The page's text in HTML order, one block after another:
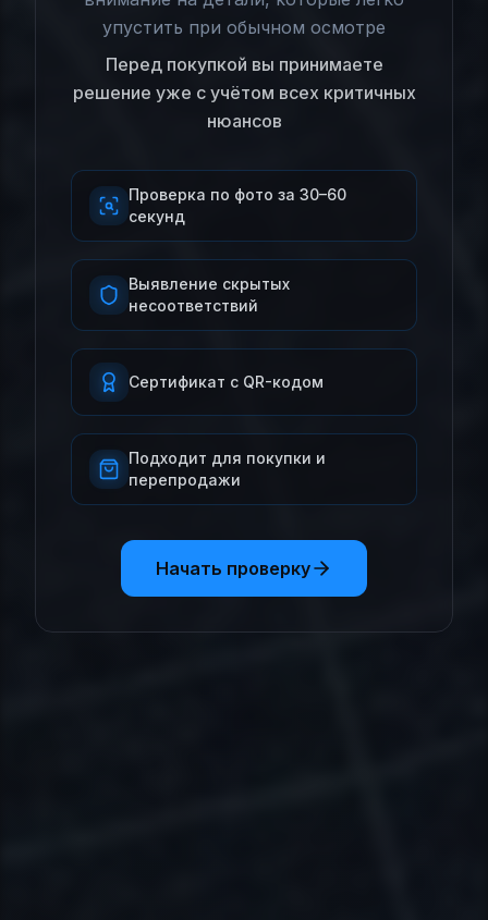
упустить при обычном осмотре
Перед покупкой вы принимаете
решение уже с учётом всех критичных
нюансов
Проверка по фото за 30–60
секунд
Выявление скрытых
несоответствий
Сертификат с QR-кодом
Подходит для покупки и
перепродажи
Начать проверку